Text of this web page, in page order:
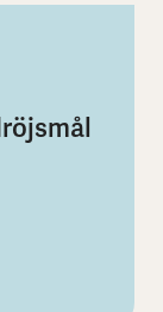
om